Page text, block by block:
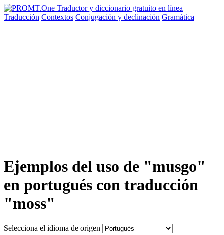
Traducción Contextos Conjugación y declinación Gramática
Ejemplos del uso de "musgo"
en portugués con traducción
"moss"
Selecciona el idioma de origen